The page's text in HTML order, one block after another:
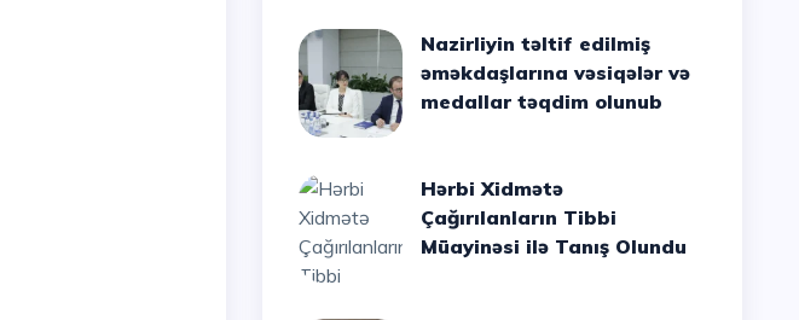
Nazirliyin təltif edilmiş
əməkdaşlarına vəsiqələr və
medallar təqdim olunub
Hərbi Xidmətə
Çağırılanların Tibbi
Müayinəsi ilə Tanış Olundu